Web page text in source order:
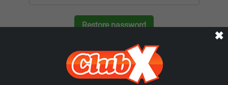
Restore password
✖